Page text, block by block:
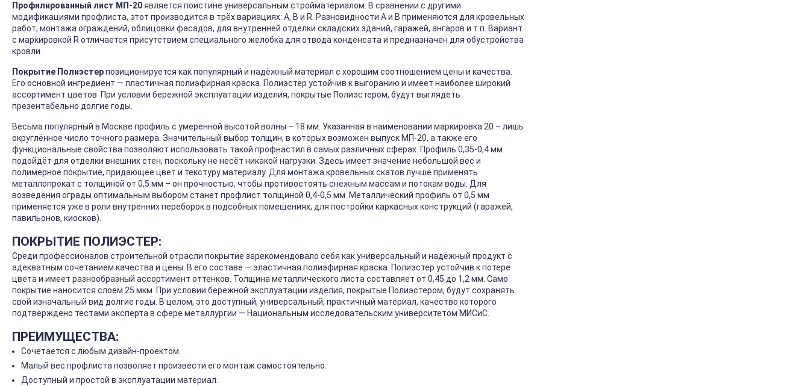
Профилированный лист МП-20является поистине универсальным стройматериалом. В сравнении с другими
модификациями профлиста, этот производится в трёх вариациях: А, В и R. Разновидности А и В применяются для кровельных
работ, монтажа ограждений, облицовки фасадов, для внутренней отделки складских зданий, гаражей, ангаров и т.п. Вариант
с маркировкой R отличается присутствием специального желобка для отвода конденсата и предназначен для обустройства
кровли.
Покрытие Полиэстерпозиционируется как популярный и надёжный материал с хорошим соотношением цены и качества.
Его основной ингредиент — пластичная полиэфирная краска. Полиэстер устойчив к выгоранию и имеет наиболее широкий
ассортимент цветов. При условии бережной эксплуатации изделия, покрытые Полиэстером, будут выглядеть
презентабельно долгие годы.
Весьма популярный в Москве профиль с умеренной высотой волны – 18 мм. Указанная в наименовании маркировка 20 – лишь
округлённое число точного размера. Значительный выбор толщин, в которых возможен выпуск МП-20, а также его
функциональные свойства позволяют использовать такой профнастил в самых различных сферах. Профиль 0,35-0,4 мм
подойдёт для отделки внешних стен, поскольку не несёт никакой нагрузки. Здесь имеет значение небольшой вес и
полимерное покрытие, придающее цвет и текстуру материалу. Для монтажа кровельных скатов лучше применять
металлопрокат с толщиной от 0,5 мм – он прочностью, чтобы противостоять снежным массам и потокам воды. Для
возведения ограды оптимальным выбором станет профлист толщиной 0,4-0,5 мм. Металлический профиль от 0,5 мм
применяется уже в роли внутренних переборок в подсобных помещениях, для постройки каркасных конструкций (гаражей,
павильонов, киосков).
ПОКРЫТИЕ ПОЛИЭСТЕР:
Среди профессионалов строительной отрасли покрытие зарекомендовало себя как универсальный и надёжный продукт с
адекватным сочетанием качества и цены. В его составе — эластичная полиэфирная краска. Полиэстер устойчив к потере
цвета и имеет разнообразный ассортимент оттенков. Толщина металлического листа составляет от 0,45 до 1,2 мм. Само
покрытие наносится слоем 25 мкм. При условии бережной эксплуатации изделия, покрытые Полиэстером, будут сохранять
свой изначальный вид долгие годы. В целом, это доступный, универсальный, практичный материал, качество которого
подтверждено тестами эксперта в сфере металлургии — Национальным исследовательским университетом МИСиС.
ПРЕИМУЩЕСТВА:
Сочетается с любым дизайн-проектом.
Малый вес профлиста позволяет произвести его монтаж самостоятельно.
Доступный и простой в эксплуатации материал.